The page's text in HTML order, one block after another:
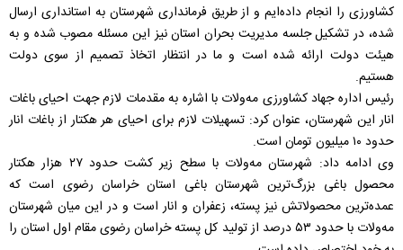
کشاورزی را انجام داده‌ایم و از طریق فرمانداری شهرستان به استانداری ارسال
شده، در تشکیل جلسه مدیریت بحران استان نیز این مسئله مصوب شده و به
هیئت دولت ارائه شده است و ما در انتظار اتخاذ تصمیم از سوی دولت
هستیم.
رئیس اداره جهاد کشاورزی مه‌ولات با اشاره به مقدمات لازم جهت احیای باغات
انار این شهرستان، عنوان کرد: تسهیلات لازم برای احیای هر هکتار از باغات انار
حدود ۱۰ میلیون تومان است.
وی ادامه داد: شهرستان مه‌ولات با سطح زیر کشت حدود ۲۷ هزار هکتار
محصول باغی بزرگ‌ترین شهرستان باغی استان خراسان رضوی است که
عمده‌ترین محصولاتش نیز پسته، زعفران و انار است و در این میان شهرستان
مه‌ولات با حدود ۵۳ درصد از تولید کل پسته خراسان رضوی مقام اول استان را